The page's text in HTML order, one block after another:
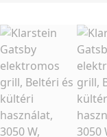
W | Öntöttvas
rács |
Rozsdamentes